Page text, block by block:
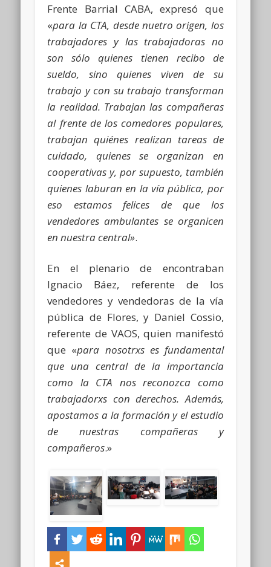
Frente Barrial CABA, expresó que
«para la CTA, desde nuetro origen, los
trabajadores y las trabajadoras no
son sólo quienes tienen recibo de
sueldo, sino quienes viven de su
trabajo y con su trabajo transforman
la realidad. Trabajan las compañeras
al frente de los comedores populares,
trabajan quiénes realizan tareas de
cuidado, quienes se organizan en
cooperativas y, por supuesto, también
quienes laburan en la vía pública, por
eso estamos felices de que los
vendedores ambulantes se organicen
en nuestra central».
En el plenario de encontraban
Ignacio Báez, referente de los
vendedores y vendedoras de la vía
pública de Flores, y Daniel Cossio,
referente de VAOS, quien manifestó
que «para nosotrxs es fundamental
que una central de la importancia
como la CTA nos reconozca como
trabajadorxs con derechos. Además,
apostamos a la formación y el estudio
de nuestras compañeras y
compañeros.»